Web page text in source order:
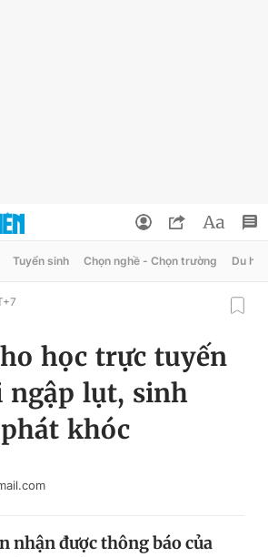
BÁO
Tuyển sinh Chọn nghề - Chọn trường Du học
học trực tuyến
ngập lụt, sinh
khóc
nhận được thông báo của